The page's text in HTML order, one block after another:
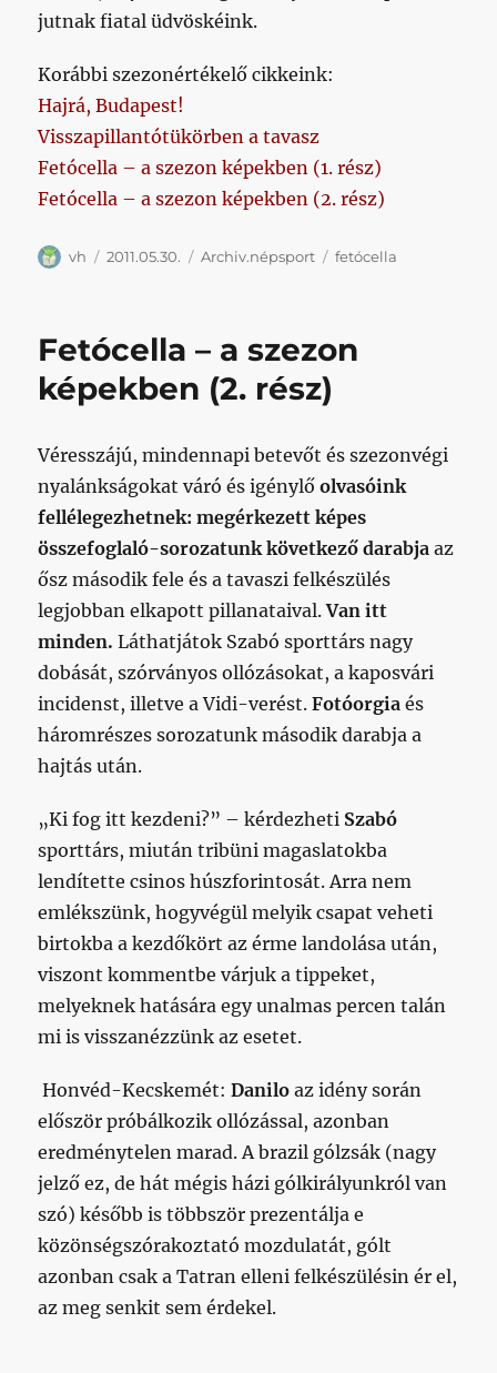
jutnak fiatal üdvöskéink.
Korábbi szezonértékelő cikkeink:
Hajrá, Budapest!
Visszapillantótükörben a tavasz
Fetócella – a szezon képekben (1. rész)
Fetócella – a szezon képekben (2. rész)
Szerző
vh Közzétéve
2011.05.30. Kategória
Archiv.népsport Címke
fetócella
Fetócella – a szezon
képekben (2. rész)
Véresszájú, mindennapi betevőt és szezonvégi
nyalánkságokat váró és igénylőolvasóink
fellélegezhetnek: megérkezett képes
összefoglaló-sorozatunk következő darabja az
ősz második fele és a tavaszi felkészülés
legjobban elkapott pillanataival.Van itt
minden. Láthatjátok Szabó sporttárs nagy
dobását, szórványos ollózásokat, a kaposvári
incidenst, illetve a Vidi-verést.Fotóorgia és
háromrészes sorozatunk második darabja a
hajtás után.
„Ki fog itt kezdeni?” – kérdezheti Szabó
sporttárs, miután tribüni magaslatokba
lendítette csinos húszforintosát. Arra nem
emlékszünk, hogyvégül melyik csapat veheti
birtokba a kezdőkört az érme landolása után,
viszont kommentbe várjuk a tippeket,
melyeknek hatására egy unalmas percen talán
mi is visszanézzünk az esetet.
Honvéd-Kecskemét:Danilo az idény során
először próbálkozik ollózással, azonban
eredménytelen marad. A brazil gólzsák (nagy
jelző ez, de hát mégis házi gólkirályunkról van
szó) később is többször prezentálja e
közönségszórakoztató mozdulatát, gólt
azonban csak a Tatran elleni felkészülésin ér el,
az meg senkit sem érdekel.